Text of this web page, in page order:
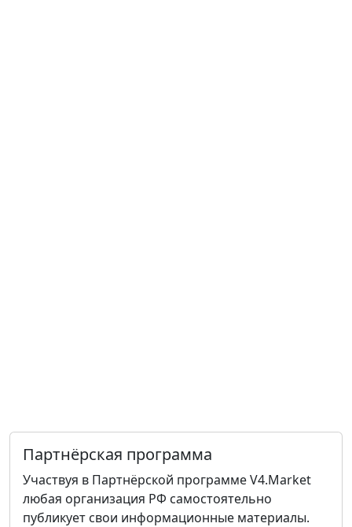
Партнёрская программа
Участвуя в Партнёрской программе V4.Market
любая организация РФ самостоятельно
публикует свои информационные материалы.